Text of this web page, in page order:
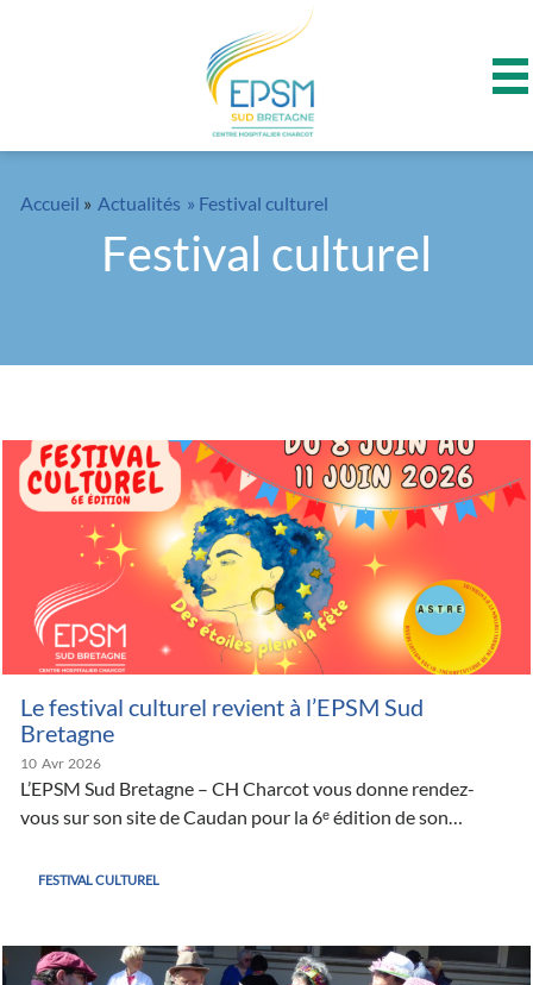
Festival culturel
Accueil » Actualités » Festival culturel
Le festival culturel revient à l’EPSM Sud
Bretagne
10 Avr 2026
L’EPSM Sud Bretagne – CH Charcot vous donne rendez-
vous sur son site de Caudan pour la 6ᵉ édition de son…
FESTIVAL CULTUREL